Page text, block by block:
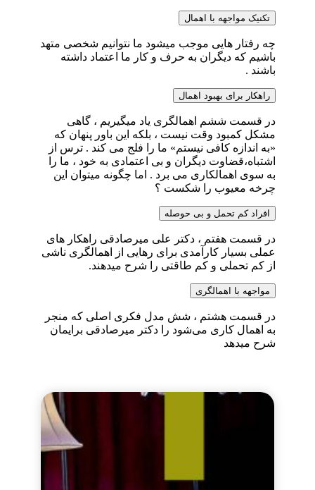
تکنیک مواجهه با اهمال
چه رفتار هایی موجب میشود ما نتوانیم شخصی متهد
باشیم که دیگران به حرف و کار ما اعتماد داشته
باشند .
راهکار برای بهبود اهمال
در قسمت ششم اهمالگری یاد میگیریم ، گاهی
مشکل کمبود وقت نیست ، بلکه این باور پنهان که
«به اندازه کافی نیستم» ما را فلج می کند . ترس از
اشتباه،قضاوت دیگران و بی اعتمادی به خود ، ما را
به سوی اهمالکاری می برد . اما چگونه میتوان این
چرخه معیوب را شکست ؟
افراد کم تحمل و بی حوصله
در قسمت هفتم ، دکتر علی میرصادقی راهکار های
عملی بسیار کارآمدی برای رهایی از اهمالگری ناشی
از کم تحملی و کم طاقتی را شرح میدهند.
مواجهه با اهمالگری
در قسمت هشتم ، شش مدل فکری اصلی که منجر
به اهمال کاری می‌شود را دکتر میرصادقی برایمان
شرح میدهد